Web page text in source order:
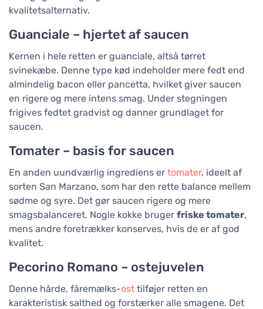
kvalitetsalternativ.
Guanciale – hjertet af saucen
Kernen i hele retten er guanciale, altså tørret
svinekæbe. Denne type kød indeholder mere fedt end
almindelig bacon eller pancetta, hvilket giver saucen
en rigere og mere intens smag. Under stegningen
frigives fedtet gradvist og danner grundlaget for
saucen.
Tomater – basis for saucen
En anden uundværlig ingrediens er tomater, ideelt af
sorten San Marzano, som har den rette balance mellem
sødme og syre. Det gør saucen rigere og mere
smagsbalanceret. Nogle kokke bruger friske tomater,
mens andre foretrækker konserves, hvis de er af god
kvalitet.
Pecorino Romano – ostejuvelen
Denne hårde, fåremælks-ost tilføjer retten en
karakteristisk salthed og forstærker alle smagene. Det